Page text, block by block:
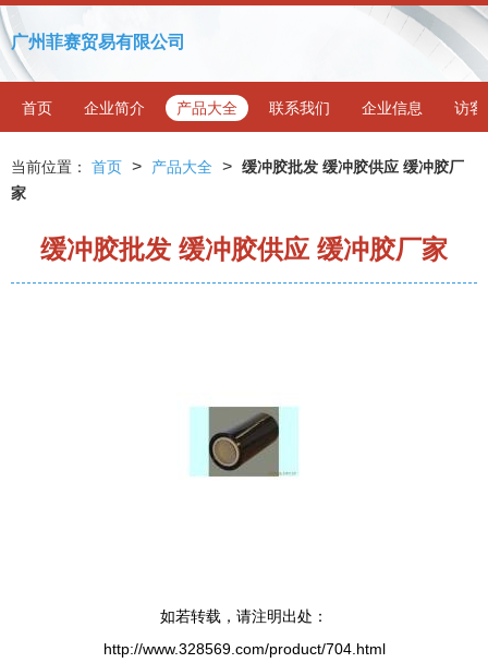
广州菲赛贸易有限公司
首页 企业简介 产品大全 联系我们 企业信息 访客
当前位置： 首页 > 产品大全 > 缓冲胶批发 缓冲胶供应 缓冲胶厂
家
缓冲胶批发 缓冲胶供应 缓冲胶厂家
如若转载，请注明出处：
http://www.328569.com/product/704.html